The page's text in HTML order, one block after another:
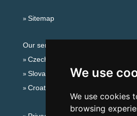
We use
We use cookies
browsing
Sitemap
Our servers:
Czech mountains
Slovakian mountains
Croatian Adriatic